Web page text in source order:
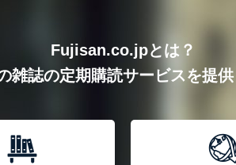
Fujisan.co.jpとは？
雑誌の定期購読サービスを提供